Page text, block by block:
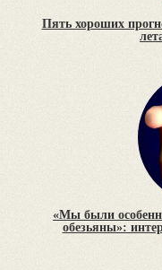
Пять хороших
«Мы были
обезьяны»: